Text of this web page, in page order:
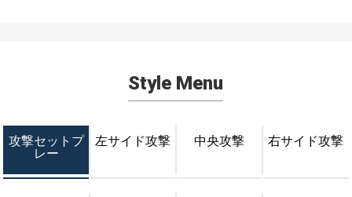
Style Menu
攻撃セットプ
レー
左サイド攻撃 中央攻撃 右サイド攻撃